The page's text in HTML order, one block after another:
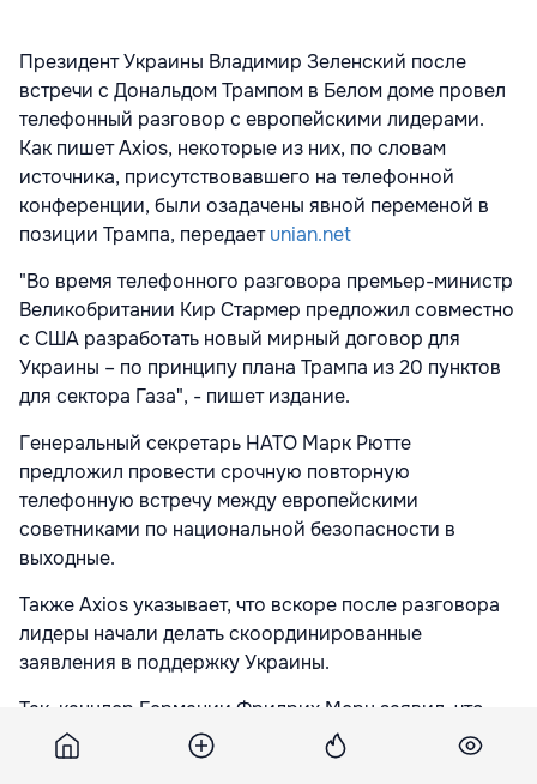
Президент Украины Владимир Зеленский после
встречи с Дональдом Трампом в Белом доме провел
телефонный разговор с европейскими лидерами.
Как пишет Axios, некоторые из них, по словам
источника, присутствовавшего на телефонной
конференции, были озадачены явной переменой в
позиции Трампа, передаетunian.net
"Во время телефонного разговора премьер-министр
Великобритании Кир Стармер предложил совместно
с США разработать новый мирный договор для
Украины – по принципу плана Трампа из 20 пунктов
для сектора Газа", - пишет издание.
Генеральный секретарь НАТО Марк Рютте
предложил провести срочную повторную
телефонную встречу между европейскими
советниками по национальной безопасности в
выходные.
Также Axios указывает, что вскоре после разговора
лидеры начали делать скоординированные
заявления в поддержку Украины.
Так, канцлер Германии Фридрих Мерц заявил, что
президент Зеленский имеет полную поддержку
Германии и союзников на пути к миру.